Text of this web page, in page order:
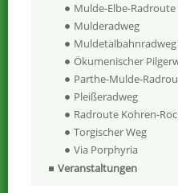
Mulde-Elbe-Radroute
Mulderadweg
Muldetalbahnradweg
Ökumenischer
Parthe-Mulde-
Pleißeradweg
Radroute Kohren-
Torgischer Weg
Via Porphyria
Veranstaltungen